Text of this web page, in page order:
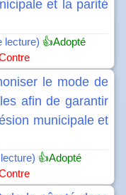
et la parité
lecture) 👍Adopté
le mode de
afin de garantir
municipale et
👍Adopté